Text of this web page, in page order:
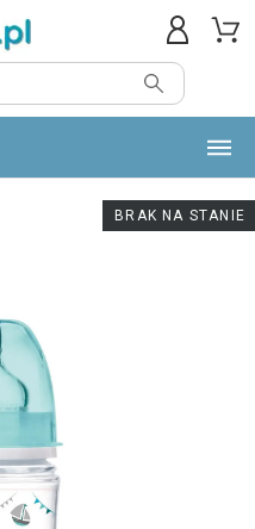
BRAK NA STANIE